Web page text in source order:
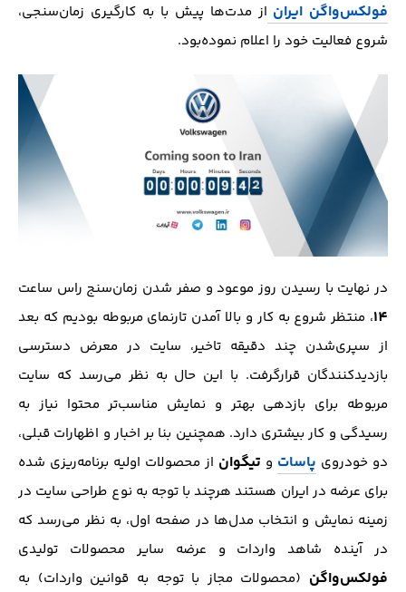
فولکس‌واگن ایران از مدت‌ها پیش با به کارگیری زمان‌سنجی،
شروع فعالیت خود را اعلام نموده‌بود.
در نهایت با رسیدن روز موعود و صفر شدن زمان‌سنج راس ساعت
14، منتظر شروع به کار و بالا آمدن تارنمای مربوطه بودیم که بعد
از سپری‌شدن چند دقیقه تاخیر، سایت در معرض دسترسی
بازدید‌کنندگان قرار‌گرفت. با این حال به نظر می‌رسد که سایت
مربوطه برای بازدهی بهتر و نمایش مناسب‌تر محتوا نیاز به
رسیدگی و کار بیشتری دارد. همچنین بنا بر اخبار و اظهارات قبلی،
دو خودروی پاسات و تیگوان از محصولات اولیه برنامه‌ریزی شده
برای عرضه در ایران هستند هرچند با توجه به نوع طراحی سایت در
زمینه نمایش و انتخاب مدل‌ها در صفحه اول، به نظر می‌رسد که
در آینده شاهد واردات و عرضه سایر محصولات تولیدی
فولکس‌واگن (محصولات مجاز با توجه به قوانین واردات) به